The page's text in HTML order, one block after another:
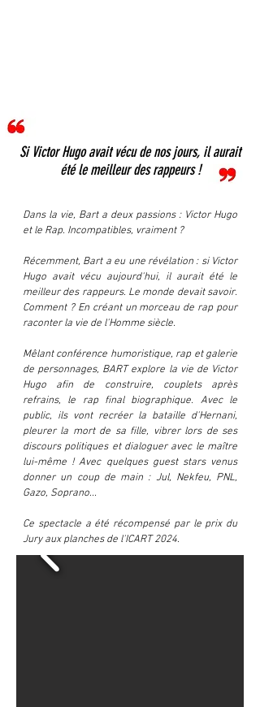
Si Victor Hugo avait vécu de nos jours, il aurait
été le meilleur des rappeurs !
Dans la vie, Bart a deux passions : Victor Hugo
et le Rap. Incompatibles, vraiment ?
Récemment, Bart a eu une révélation : si Victor
Hugo avait vécu aujourd'hui, il aurait été le
meilleur des rappeurs. Le monde devait savoir.
Comment ? En créant un morceau de rap pour
raconter la vie de l'Homme siècle.
Mêlant conférence humoristique, rap et galerie
de personnages, BART explore la vie de Victor
Hugo afin de construire, couplets après
refrains, le rap final biographique. Avec le
public, ils vont recréer la bataille d'Hernani,
pleurer la mort de sa fille, vibrer lors de ses
discours politiques et dialoguer avec le maître
lui-même ! Avec quelques guest stars venus
donner un coup de main : Jul, Nekfeu, PNL,
Gazo, Soprano...
Ce spectacle a été récompensé par le prix du
Jury aux planches de l'ICART 2024.